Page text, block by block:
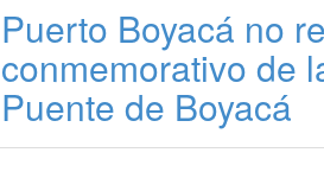
Puerto Boyacá no
conmemorativo de
Puente de Boyacá